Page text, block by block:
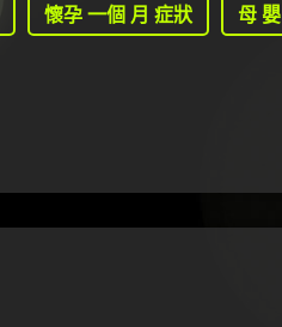
懷孕 一個 月 症狀 母 嬰